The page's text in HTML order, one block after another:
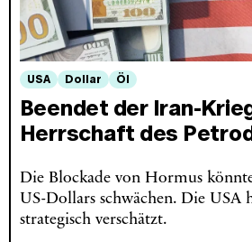
USA Dollar Öl
Beendet der Iran-
Herrschaft des
Die Blockade von Hormus
US-Dollars schwächen. Die USA
strategisch verschätzt.